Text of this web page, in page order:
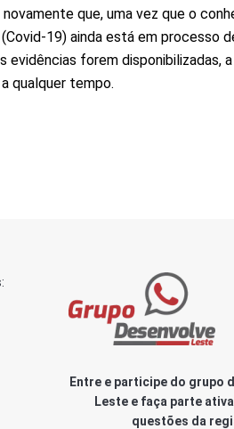
que, uma vez que o
19) ainda está em processo
evidências forem disponibilizadas,
qualquer tempo.
Entre e participe do grupo
Leste e faça parte
questões da